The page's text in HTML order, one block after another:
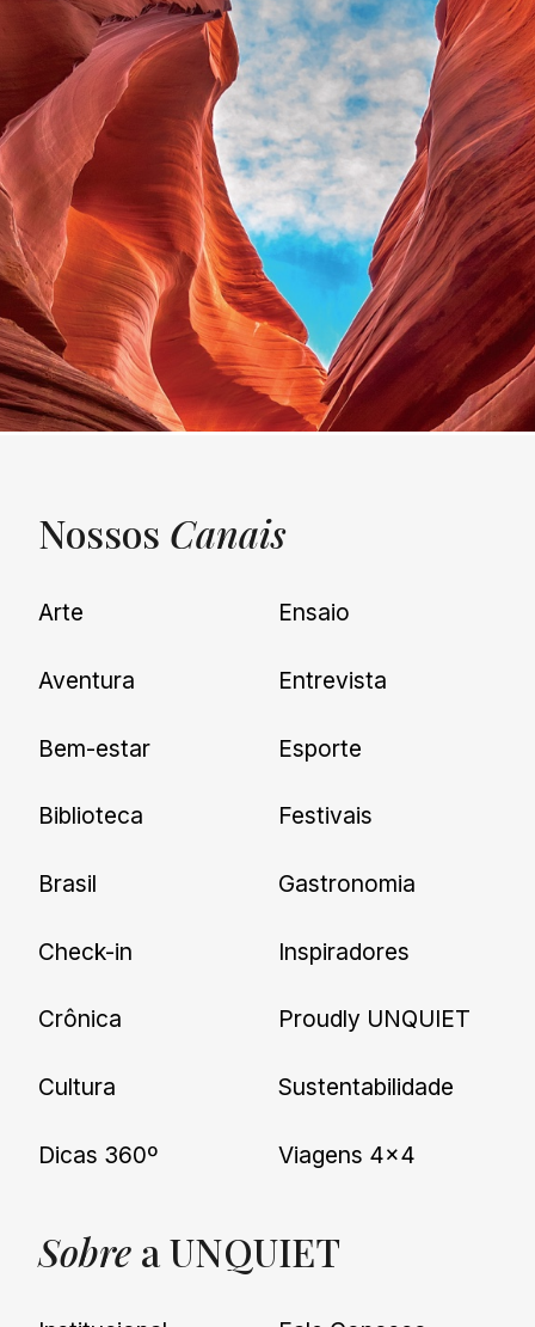
UNQUIET
Newsletter
nossas novidades.
Nossos Canais
Arte
Aventura
Bem-estar
Biblioteca
Brasil
Check-in
Crônica
Cultura
Dicas 360º
Ensaio
Entrevista
Esporte
Festivais
Gastronomia
Inspiradores
Proudly UNQUIET
Sustentabilidade
Viagens 4×4
Sobre a UNQUIET